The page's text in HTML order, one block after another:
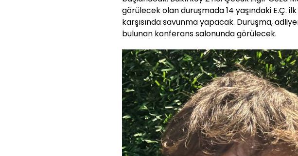
görülecek olan duruşmada 14 yaşındaki E.Ç.
karşısında savunma yapacak. Duruşma,
bulunan konferans salonunda görülecek.